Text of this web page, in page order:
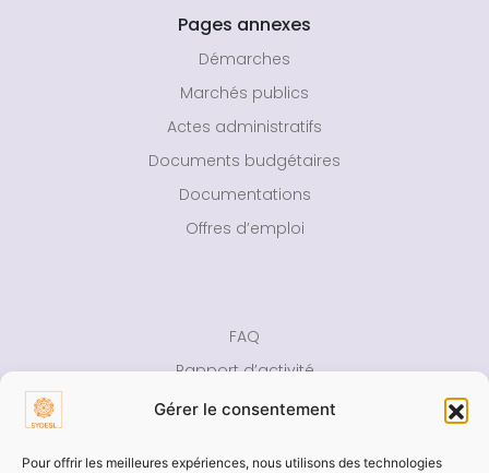
Gérer le consentement
Pour offrir les meilleures expériences, nous utilisons des technologies
Pages annexes
Démarches
Marchés publics
Actes administratifs
Documents budgétaires
Documentations
Offres d’emploi
FAQ
Rapport d’activité
Presse